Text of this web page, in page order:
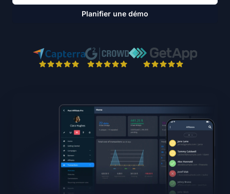
Planifier une démo